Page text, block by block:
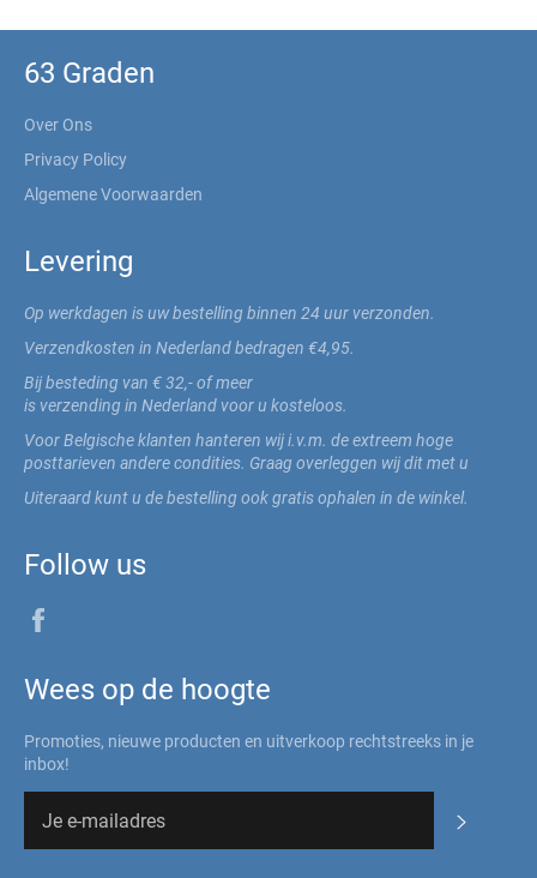
63 Graden
Over Ons
Privacy Policy
Algemene Voorwaarden
Levering
Op werkdagen is uw bestelling binnen 24 uur verzonden.
Verzendkosten in Nederland bedragen €4,95.
Bij besteding van € 32,- of meer
is verzending in Nederland voor u kosteloos.
Voor Belgische klanten hanteren wij i.v.m. de extreem hoge
posttarieven andere condities. Graag overleggen wij dit met u
Uiteraard kunt u de bestelling ook gratis ophalen in de winkel.
Follow us
Wees op de hoogte
Promoties, nieuwe producten en uitverkoop rechtstreeks in je
inbox!